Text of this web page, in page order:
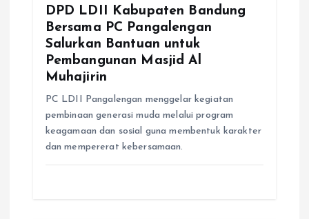
DPD LDII Kabupaten Bandung
Bersama PC Pangalengan
Salurkan Bantuan untuk
Pembangunan Masjid Al
Muhajirin
PC LDII Pangalengan menggelar kegiatan
pembinaan generasi muda melalui program
keagamaan dan sosial guna membentuk karakter
dan mempererat kebersamaan.